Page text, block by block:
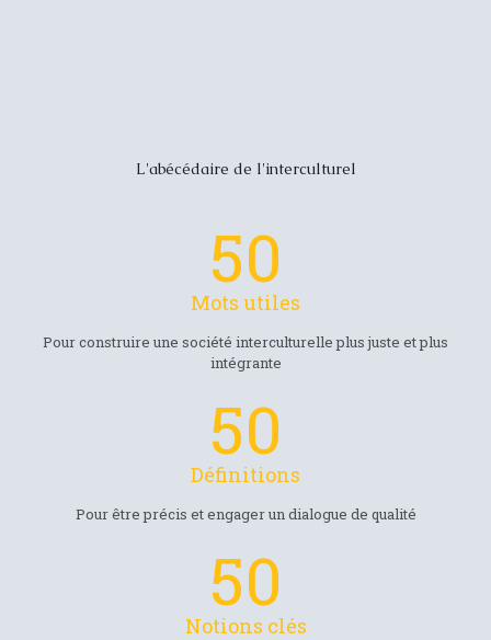
L'abécédaire de l'interculturel
50
Mots utiles
Pour construire une société interculturelle plus juste et plus
intégrante
50
Définitions
Pour être précis et engager un dialogue de qualité
50
Notions clés